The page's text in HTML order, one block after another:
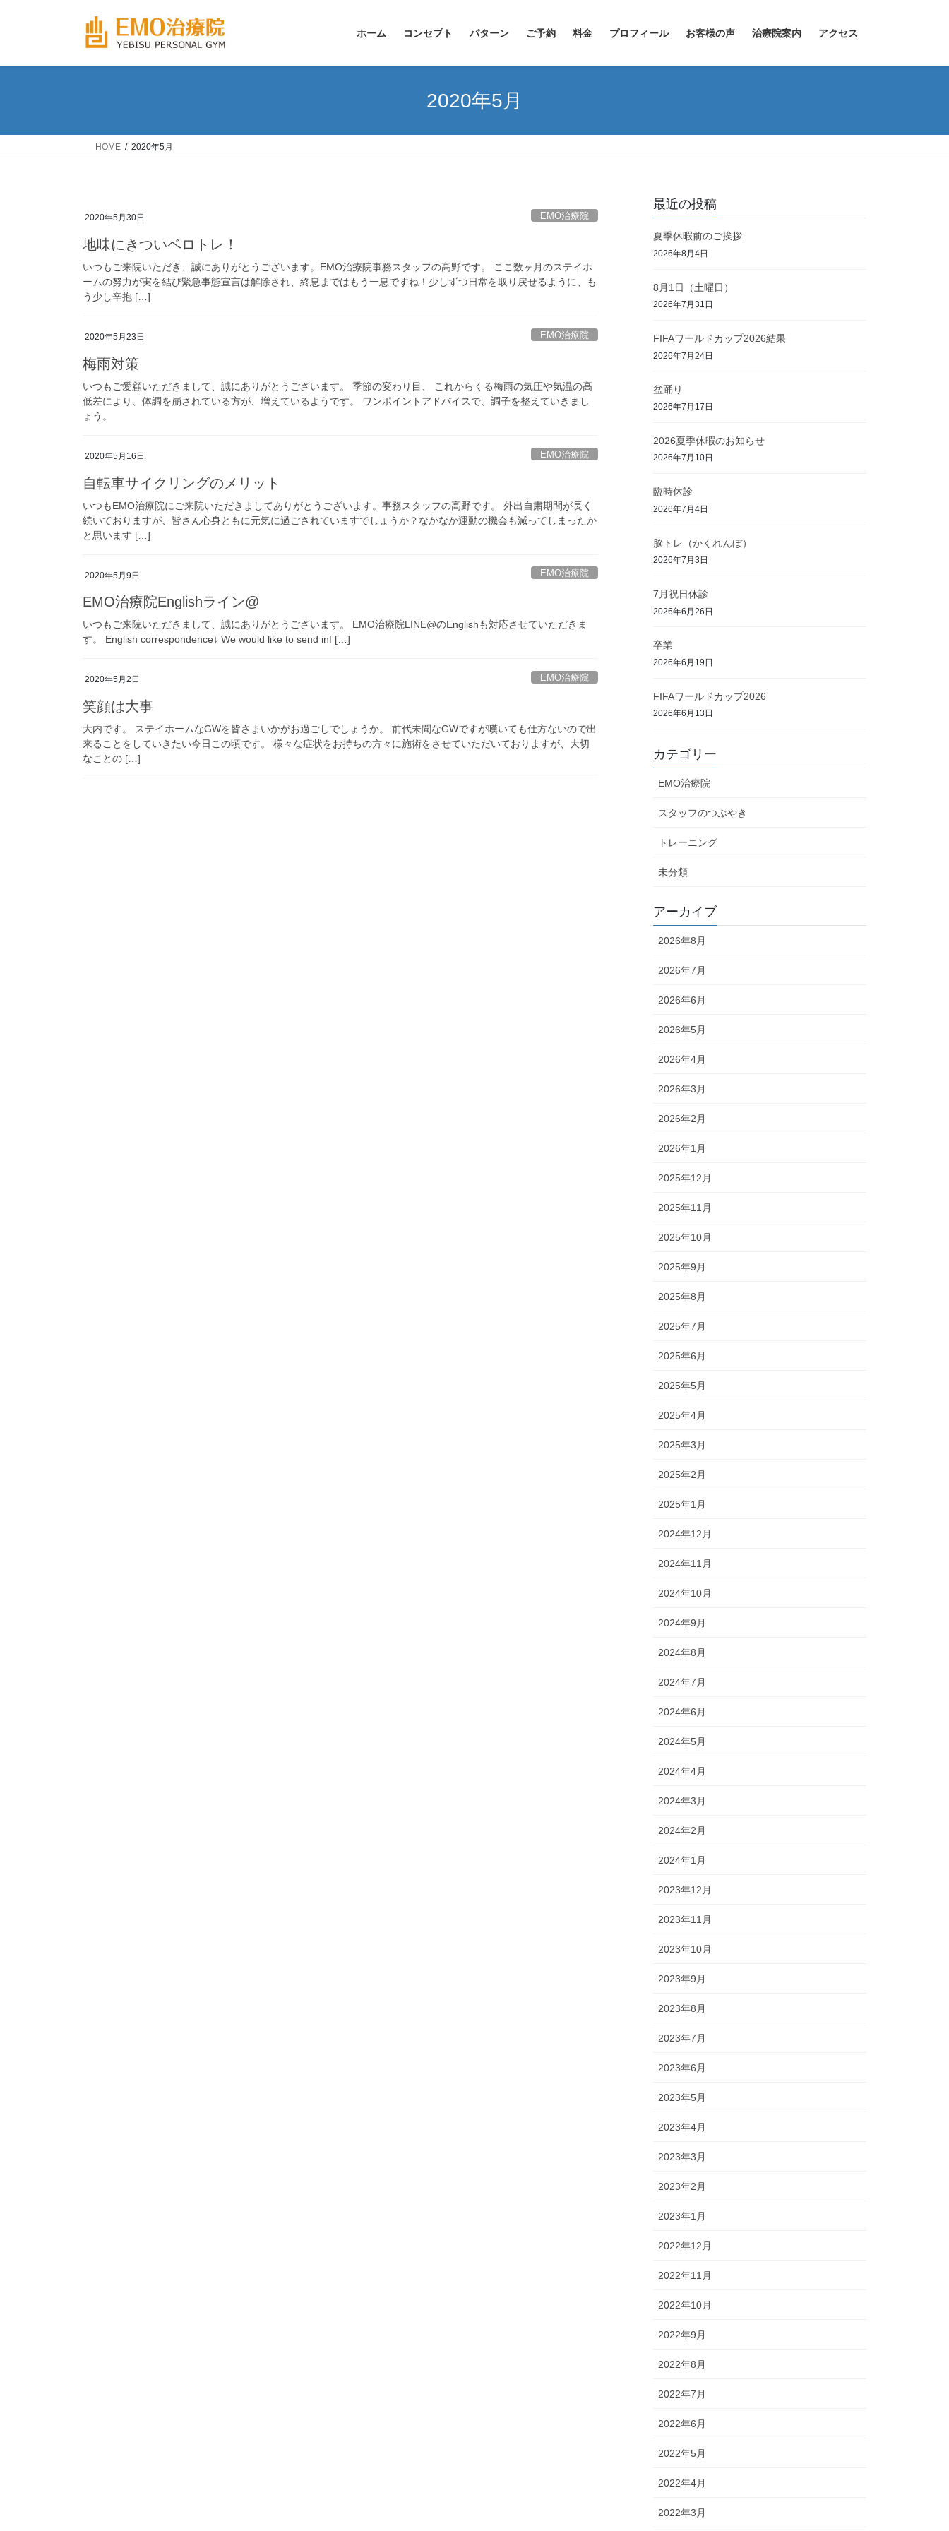
ホーム コンセプト パターン ご予約 料金 プロフィール お客様の声 治療院案内 アクセス
2020年5月
HOME 2020年5月
2020年5月30日 EMO治療院
地味にきついベロトレ！
いつもご来院いただき、誠にありがとうございます。EMO治療院事務スタッフの高野です。 ここ数ヶ月のステイホ
ームの努力が実を結び緊急事態宣言は解除され、終息まではもう一息ですね！少しずつ日常を取り戻せるように、も
う少し辛抱 […]
2020年5月23日 EMO治療院
梅雨対策
いつもご愛顧いただきまして、誠にありがとうございます。 季節の変わり目、 これからくる梅雨の気圧や気温の高
低差により、体調を崩されている方が、増えているようです。 ワンポイントアドバイスで、調子を整えていきまし
ょう。
2020年5月16日 EMO治療院
自転車サイクリングのメリット
いつもEMO治療院にご来院いただきましてありがとうございます。事務スタッフの高野です。 外出自粛期間が長く
続いておりますが、皆さん心身ともに元気に過ごされていますでしょうか？なかなか運動の機会も減ってしまったか
と思います […]
2020年5月9日 EMO治療院
EMO治療院Englishライン@
いつもご来院いただきまして、誠にありがとうございます。 EMO治療院LINE@のEnglishも対応させていただきま
す。 English correspondence↓ We would like to send inf […]
2020年5月2日 EMO治療院
笑顔は大事
大内です。 ステイホームなGWを皆さまいかがお過ごしでしょうか。 前代未聞なGWですが嘆いても仕方ないので出
来ることをしていきたい今日この頃です。 様々な症状をお持ちの方々に施術をさせていただいておりますが、大切
なことの […]
最近の投稿
夏季休暇前のご挨拶
2026年8月4日
8月1日（土曜日）
2026年7月31日
FIFAワールドカップ2026結果
2026年7月24日
盆踊り
2026年7月17日
2026夏季休暇のお知らせ
2026年7月10日
臨時休診
2026年7月4日
脳トレ（かくれんぼ）
2026年7月3日
7月祝日休診
2026年6月26日
卒業
2026年6月19日
FIFAワールドカップ2026
2026年6月13日
カテゴリー
EMO治療院
スタッフのつぶやき
トレーニング
未分類
アーカイブ
2026年8月
2026年7月
2026年6月
2026年5月
2026年4月
2026年3月
2026年2月
2026年1月
2025年12月
2025年11月
2025年10月
2025年9月
2025年8月
2025年7月
2025年6月
2025年5月
2025年4月
2025年3月
2025年2月
2025年1月
2024年12月
2024年11月
2024年10月
2024年9月
2024年8月
2024年7月
2024年6月
2024年5月
2024年4月
2024年3月
2024年2月
2024年1月
2023年12月
2023年11月
2023年10月
2023年9月
2023年8月
2023年7月
2023年6月
2023年5月
2023年4月
2023年3月
2023年2月
2023年1月
2022年12月
2022年11月
2022年10月
2022年9月
2022年8月
2022年7月
2022年6月
2022年5月
2022年4月
2022年3月